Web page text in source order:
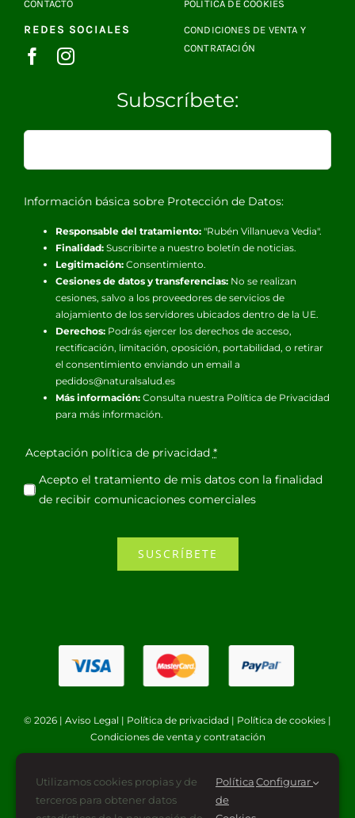
CONTACTO
REDES SOCIALES
POLÍTICA DE COOKIES
CONDICIONES DE VENTA Y
CONTRATACIÓN
Subscríbete:
Información básica sobre Protección de Datos:
Responsable del tratamiento:"Rubén Villanueva Vedia".
Finalidad:Suscribirte a nuestro boletín de noticias.
Legitimación:Consentimiento.
Cesiones de datos y transferencias:No se realizan
cesiones, salvo a los proveedores de servicios de
alojamiento de los servidores ubicados dentro de la UE.
Derechos:Podrás ejercer los derechos de acceso,
rectificación, limitación, oposición, portabilidad, o retirar
el consentimiento enviando un email a
pedidos@naturalsalud.es
Más información:Consulta nuestra Política de Privacidad
para más información.
Aceptación política de privacidad *
Acepto el tratamiento de mis datos con la finalidad
de recibir comunicaciones comerciales
SUSCRÍBETE
© 2026 | Aviso Legal | Política de privacidad | Política de cookies |
Condiciones de venta y contratación
Utilizamos cookies propias y de
terceros para obtener datos
Política
de
Configurar